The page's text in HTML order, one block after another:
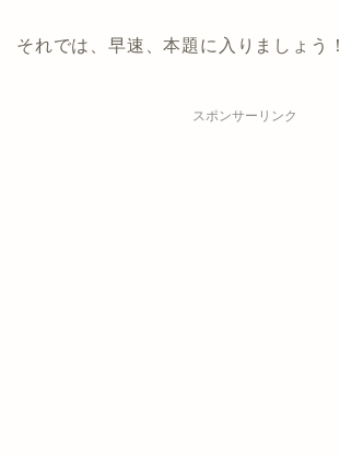
それでは、早速、本題に入りましょう！
スポンサーリンク